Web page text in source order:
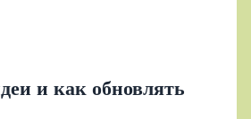
и как обновлять